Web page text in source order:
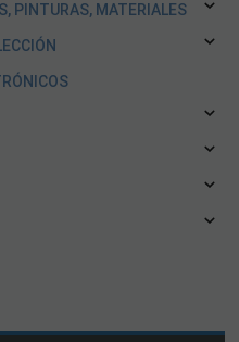
PINTURAS, MATERIALES